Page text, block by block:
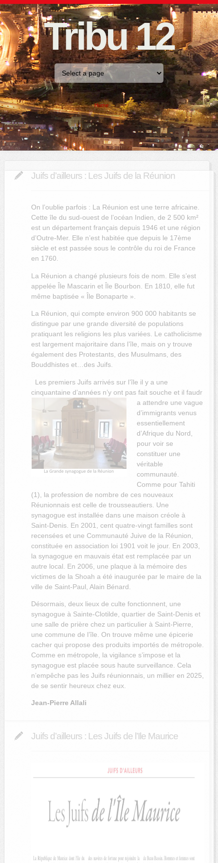
Tribu 12
Home
Juifs d’ailleurs : Les Juifs de la Réunion
On l’oublie parfois : La Réunion est une terre africaine.
Cette île du sud-ouest de l’océan Indien, de 2 500 km²
est un département français depuis 1946 et une région
d’Outre-Mer. Elle n’est habitée que depuis le 17ème
siècle et est passée sous le contrôle du roi de France
en 1760.
La Réunion a changé plusieurs fois de nom. Elle s’est
appelée Île Mascarin et Île Bourbon. En 1810, elle fut
même baptisée « Île Bonaparte ».
La Réunion, qui compte environ 900 000 habitants se
distingue par une grande diversité de populations
pratiquant les religions les plus variées. Le catholicisme
est largement majoritaire dans l’île, mais on y trouve
également des Protestants, des Musulmans, des
Bouddhistes et…des Juifs.
Les premiers Juifs arrivés sur l’île il y a une
cinquantaine d’années n’y ont pas fait souche et il faudr
a attendre une vague
d’immigrants venus
essentiellement
d’Afrique du Nord,
pour voir se
constituer une
véritable
communauté.
Comme pour Tahiti
(1), la profession de nombre de ces nouveaux
Réunionnais est celle de trousseautiers. Une
synagogue est installée dans une maison créole à
Saint-Denis. En 2001, cent quatre-vingt familles sont
recensées et une Communauté Juive de la Réunion,
constituée en association loi 1901 voit le jour. En 2003,
la synagogue en mauvais état est remplacée par un
autre local. En 2006, une plaque à la mémoire des
victimes de la Shoah a été inaugurée par le maire de la
ville de Saint-Paul, Alain Bénard.
Désormais, deux lieux de culte fonctionnent, une
synagogue à Sainte-Clotilde, quartier de Saint-Denis et
une salle de prière chez un particulier à Saint-Pierre,
une commune de l’île. On trouve même une épicerie
cacher qui propose des produits importés de métropole.
Comme en métropole, la vigilance s’impose et la
synagogue est placée sous haute surveillance. Cela
n’empêche pas les Juifs réunionnais, un millier en 2025,
de se sentir heureux chez eux.
Jean-Pierre Allali
Juifs d’ailleurs : Les Juifs de l’Ile Maurice